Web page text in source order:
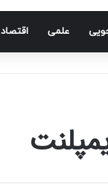
علمی اقتصاد